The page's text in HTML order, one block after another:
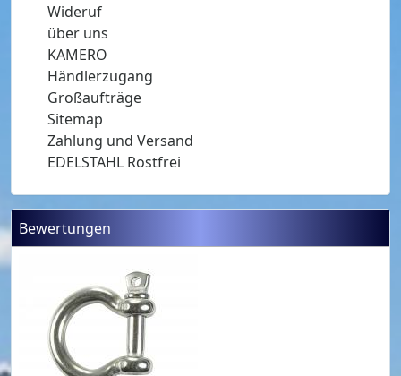
Wideruf
über uns
KAMERO
Händlerzugang
Großaufträge
Sitemap
Zahlung und Versand
EDELSTAHL Rostfrei
Bewertungen